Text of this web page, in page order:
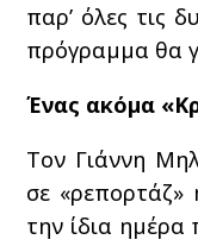
παρ’ όλες τις
πρόγραμμα θα
Ένας ακόμα
Τον Γιάννη
σε «ρεπορτάζ»
την ίδια ημέρα